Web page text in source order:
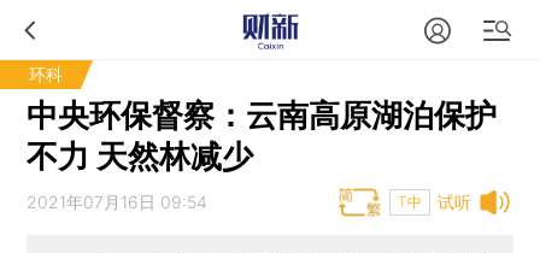
环科
中央环保督察：云南高原湖泊保护
不力 天然林减少
试听
2021年07月16日 09:54 T中